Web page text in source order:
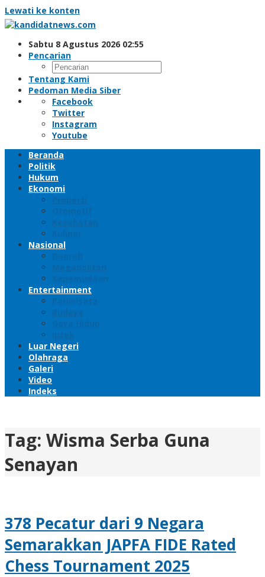
Lewati ke konten
Sabtu 8 Agustus 2026 02:55
Pencarian
Tentang Kami
Pedoman Media Siber
Facebook
Twitter
Instagram
Youtube
Beranda
Politik
Hukum
Ekonomi
Properti
Otomotif
Kesehatan
Kuliner
Nasional
Daerah
Megapolitan
Kepemudaan
Entertainment
Pariwisata
Budaya
Gaya Hidup
Iptek
Luar Negeri
Olahraga
Galeri
Video
Indeks
Tag: Wisma Serba Guna
Senayan
378 Pecatur dari 9 Negara
Semarakkan JAPFA FIDE Rated
Chess Tournament 2025